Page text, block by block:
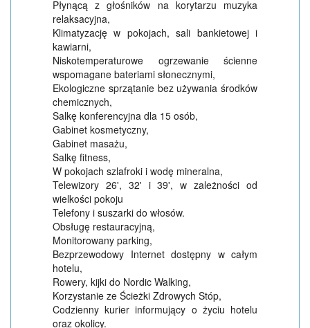
Płynącą z głośników na korytarzu muzyka
relaksacyjna,
Klimatyzację w pokojach, sali bankietowej i
kawiarni,
Niskotemperaturowe ogrzewanie ścienne
wspomagane bateriami słonecznymi,
Ekologiczne sprzątanie bez używania środków
chemicznych,
Salkę konferencyjna dla 15 osób,
Gabinet kosmetyczny,
Gabinet masażu,
Salkę fitness,
W pokojach szlafroki i wodę mineralna,
Telewizory 26', 32' i 39', w zależności od
wielkości pokoju
Telefony i suszarki do włosów.
Obsługę restauracyjną,
Monitorowany parking,
Bezprzewodowy Internet dostępny w całym
hotelu,
Rowery, kijki do Nordic Walking,
Korzystanie ze Ścieżki Zdrowych Stóp,
Codzienny kurier informujący o życiu hotelu
oraz okolicy.